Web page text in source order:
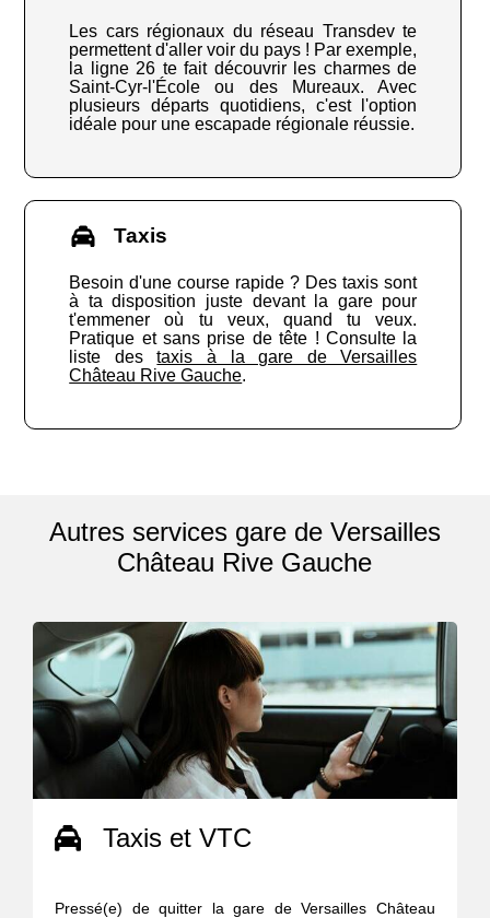
Les cars régionaux du réseau Transdev te
permettent d'aller voir du pays ! Par exemple,
la ligne 26 te fait découvrir les charmes de
Saint-Cyr-l'École ou des Mureaux. Avec
plusieurs départs quotidiens, c'est l'option
idéale pour une escapade régionale réussie.
Taxis
Besoin d'une course rapide ? Des taxis sont
à ta disposition juste devant la gare pour
t'emmener où tu veux, quand tu veux.
Pratique et sans prise de tête ! Consulte la
liste destaxis à la gare de Versailles
Château Rive Gauche.
Autres services gare de Versailles
Château Rive Gauche
Taxis et VTC
Pressé(e) de quitter la gare de Versailles Château